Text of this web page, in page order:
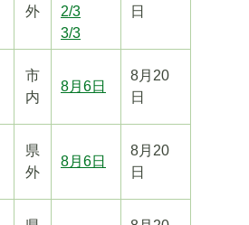
外
2/3
3/3
日
市
内
8月6日
8月20
日
県
外
8月6日
8月20
日